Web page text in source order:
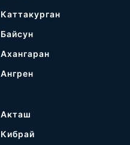
Каттакурган
Байсун
Ахангаран
Ангрен
Акташ
Кибрай